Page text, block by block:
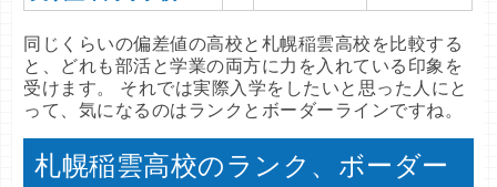
同じくらいの偏差値の高校と札幌稲雲高校を比較する
と、どれも部活と学業の両方に力を入れている印象を
受けます。 それでは実際入学をしたいと思った人にと
って、気になるのはランクとボーダーラインですね。
札幌稲雲高校のランク、ボーダー